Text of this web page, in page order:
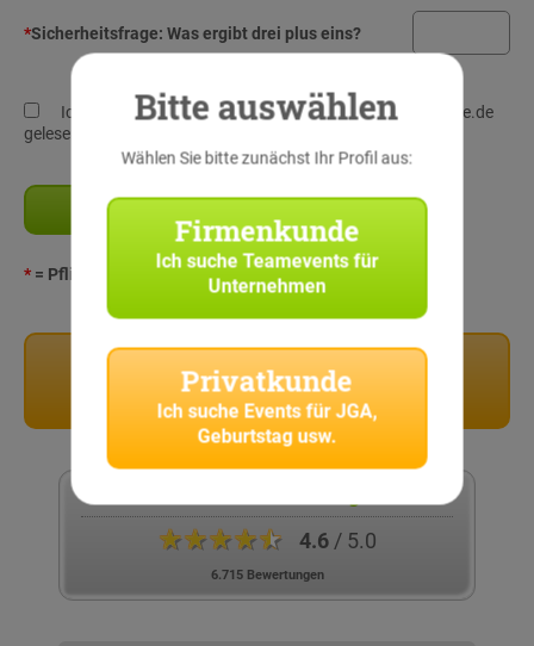
*Sicherheitsfrage: Was ergibt drei plus eins?
Ich habe die Datenschutz-Richtlinienvon StadtRallye.de
gelesen und verstanden!
* = Pflichtangaben
Privatkunden
Stadtrallyes für Privatkunden
★★★★★ 4.6/ 5.0
6.715 Bewertungen
Bitte auswählen
Wählen Sie bitte zunächst Ihr Profil aus:
Firmenkunde
Ich sucheTeamevents für
Unternehmen
Privatkunde
Ich suche Events für JGA,
Geburtstag usw.